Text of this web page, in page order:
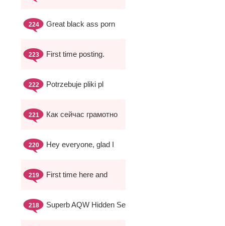
224 Great black ass porn
223 First time posting.
222 Potrzebuje pliki pl
221 Как сейчас грамотно
220 Hey everyone, glad I
219 First time here and
218 Superb AQW Hidden Se